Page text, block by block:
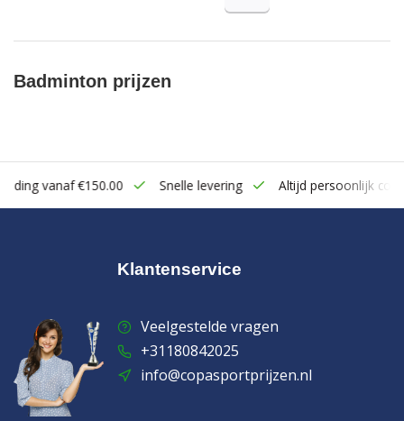
Badminton prijzen
vanaf €150.00 Snelle levering Altijd persoonlijk
Klantenservice
Veelgestelde vragen
+31180842025
info@copasportprijzen.nl